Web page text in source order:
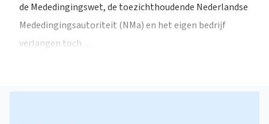
de Mededingingswet, de toezichthoudende Nederlandse
Mededingingsautoriteit (NMa) en het eigen bedrijf
verlangen toch…